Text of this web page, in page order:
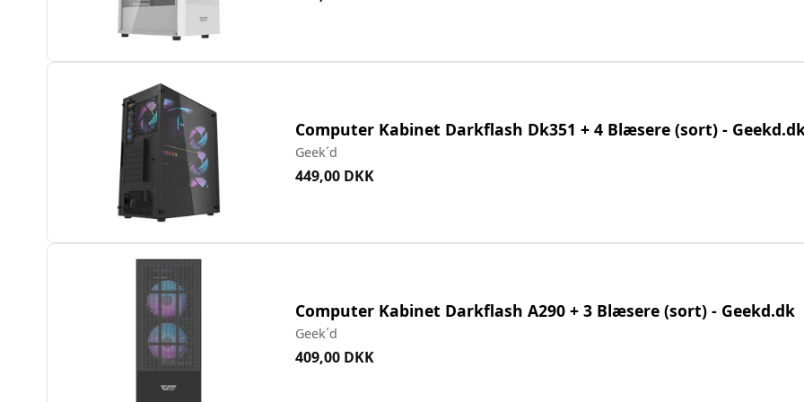
Computer Kabinet Darkflash Dk351 + 4 Blæsere (sort) -
Geek´d
449,00 DKK
Computer Kabinet Darkflash A290 + 3 Blæsere (sort) - Geekd.dk
Geek´d
409,00 DKK